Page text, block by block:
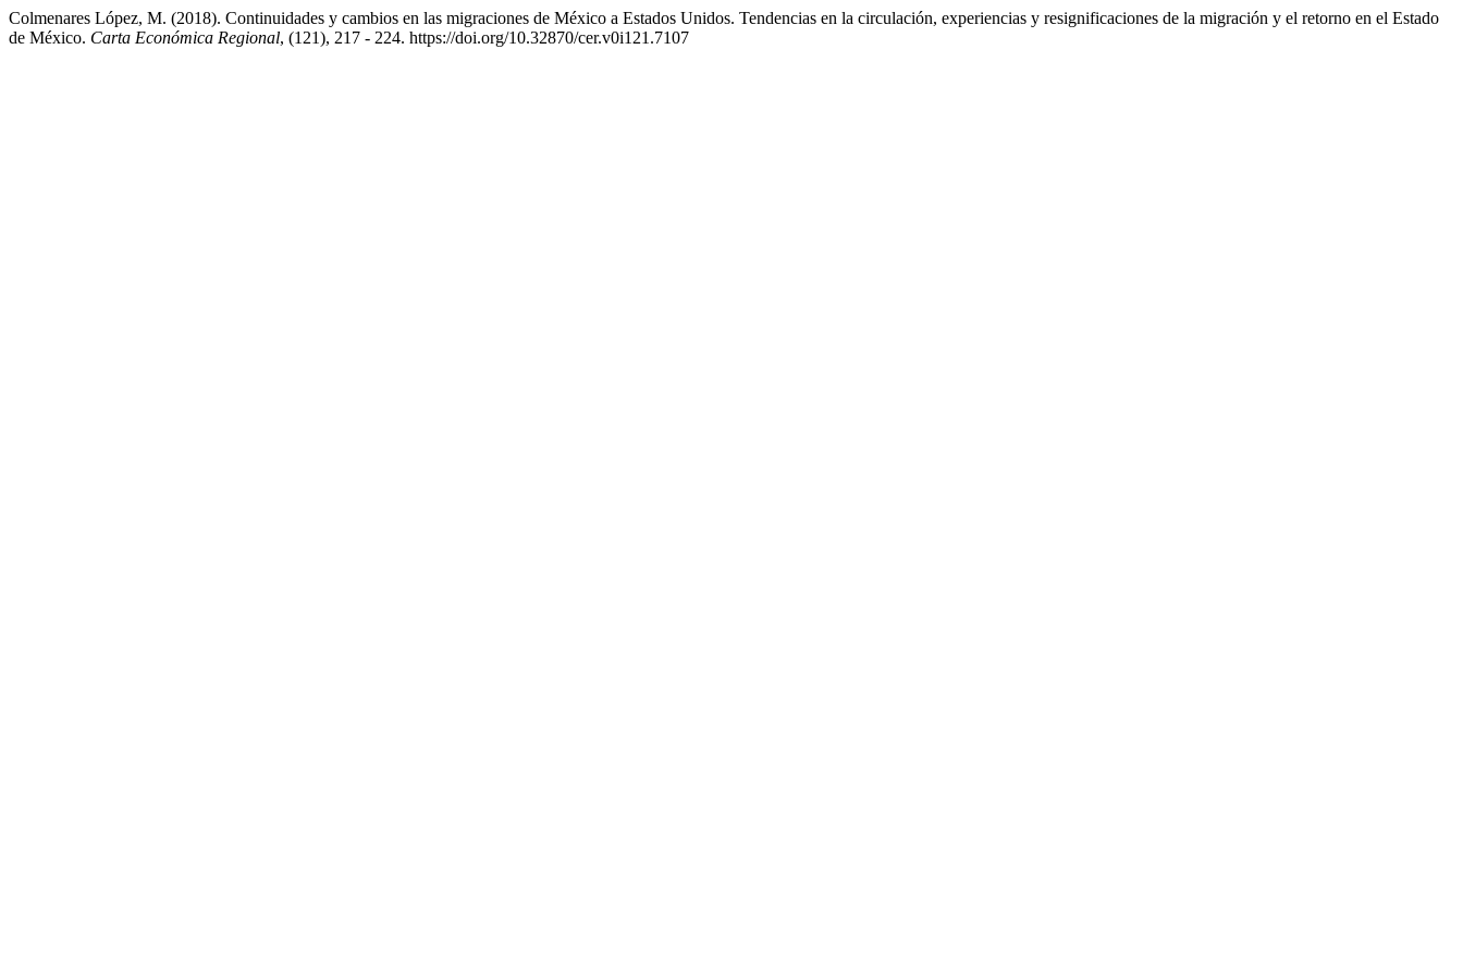
Colmenares López, M. (2018). Continuidades y cambios en las migraciones de México a Estados Unidos. Tendencias en la circulación, experiencias y resignificaciones de la migración y el retorno en el Estado
de México. Carta Económica Regional, (121), 217 - 224. https://doi.org/10.32870/cer.v0i121.7107